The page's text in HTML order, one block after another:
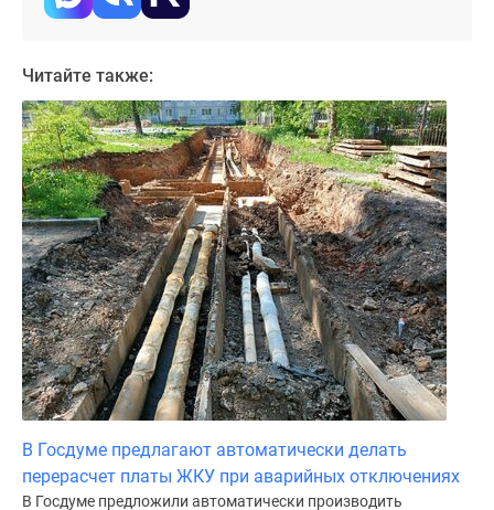
водоема
ипотеку
Бизнес-
центры
Коттеджи
Траншевая
ипотека
Скидки
акции
Макс
Рассрочка
Читайте также:
В Госдуме предлагают автоматически делать
перерасчет платы ЖКУ при аварийных отключениях
В Госдуме предложили автоматически производить